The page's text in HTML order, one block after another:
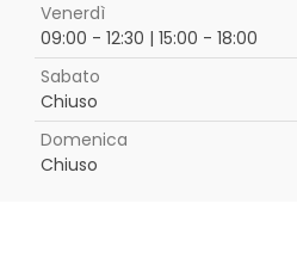
Venerdì
09:00 - 12:30 | 15:00 - 18:00
Sabato
Chiuso
Domenica
Chiuso